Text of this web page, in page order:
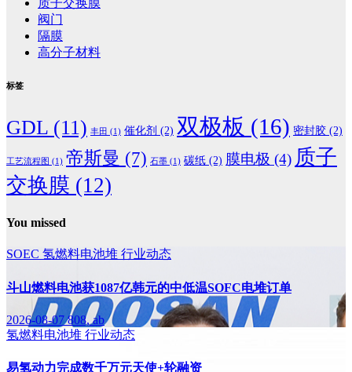
阀门
隔膜
高分子材料
标签
GDL (11) 丰田 (1) 催化剂 (2) 双极板 (16) 密封胶 (2)
工艺流程图 (1) 帝斯曼 (7) 石墨 (1) 碳纸 (2) 膜电极 (4) 质子
交换膜 (12)
You missed
SOEC 氢燃料电池堆 行业动态
斗山燃料电池获1087亿韩元的中低温SOFC电堆订单
2026-08-07808, ab
氢燃料电池堆 行业动态
易氢动力完成数千万元天使+轮融资